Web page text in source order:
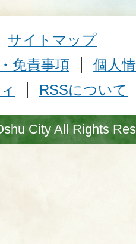
サイトマップ
免責事項
個人
RSSについて
City All Rights